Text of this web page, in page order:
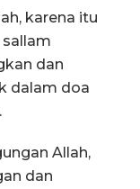
karena itu
sallam
dan
dalam doa
Allah,
dan